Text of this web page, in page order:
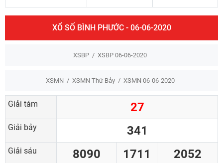
XỔ SỐ BÌNH PHƯỚC - 06-06-2020
XSBP XSBP 06-06-2020
XSMN XSMN Thứ Bảy XSMN 06-06-2020
Giải tám 27
Giải bảy 341
Giải sáu 8090 1711 2052